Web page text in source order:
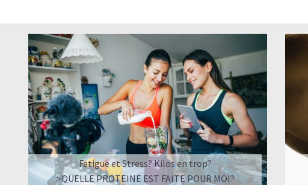
Fatigue et Stress? Kilos en trop?
>QUELLE PROTEINE EST FAITE POUR MOI?